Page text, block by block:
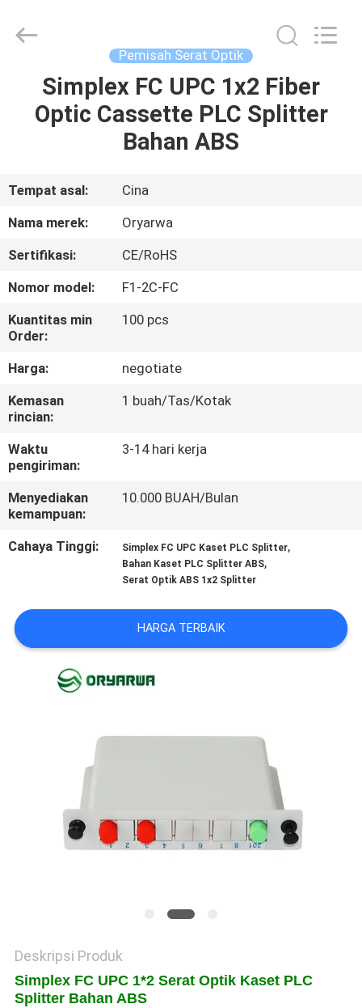
RUMAH
VIDEO
KAMI
TUR
PABRIK
KONTROL
KUALITAS
HUBUNGI
KAMI
PERMINTAAN
PENAWARAN
PETA
SITUS
Communication
Equipment
Pemisah Serat Optik
Simplex FC UPC 1x2 Fiber
Optic Cassette PLC Splitter
Bahan ABS
Tempat asal:
Cina
Nama merek:
Oryarwa
Sertifikasi:
CE/RoHS
Nomor model:
F1-2C-FC
Kuantitas min
Order:
100 pcs
Harga:
negotiate
Kemasan
rincian:
1 buah/Tas/Kotak
Waktu
pengiriman:
3-14 hari kerja
Menyediakan
kemampuan:
10.000 BUAH/Bulan
Cahaya Tinggi: Simplex FC UPC Kaset PLC Splitter,
Bahan Kaset PLC Splitter ABS,
Serat Optik ABS 1x2 Splitter
HARGA TERBAIK
Deskripsi Produk
Simplex FC UPC 1*2 Serat Optik Kaset PLC
Splitter Bahan ABS